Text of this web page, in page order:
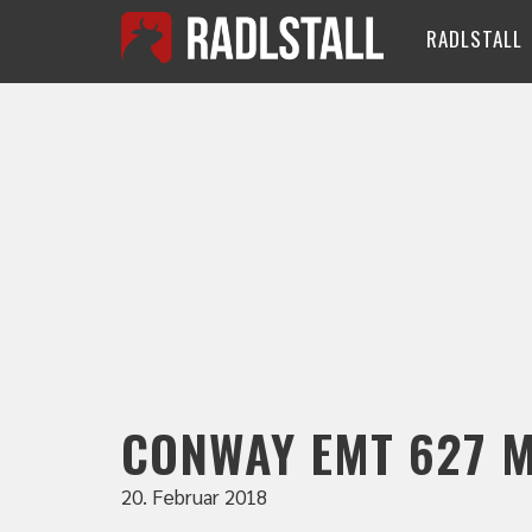
RADLSTALL
CONWAY EMT 627
20. Februar 2018